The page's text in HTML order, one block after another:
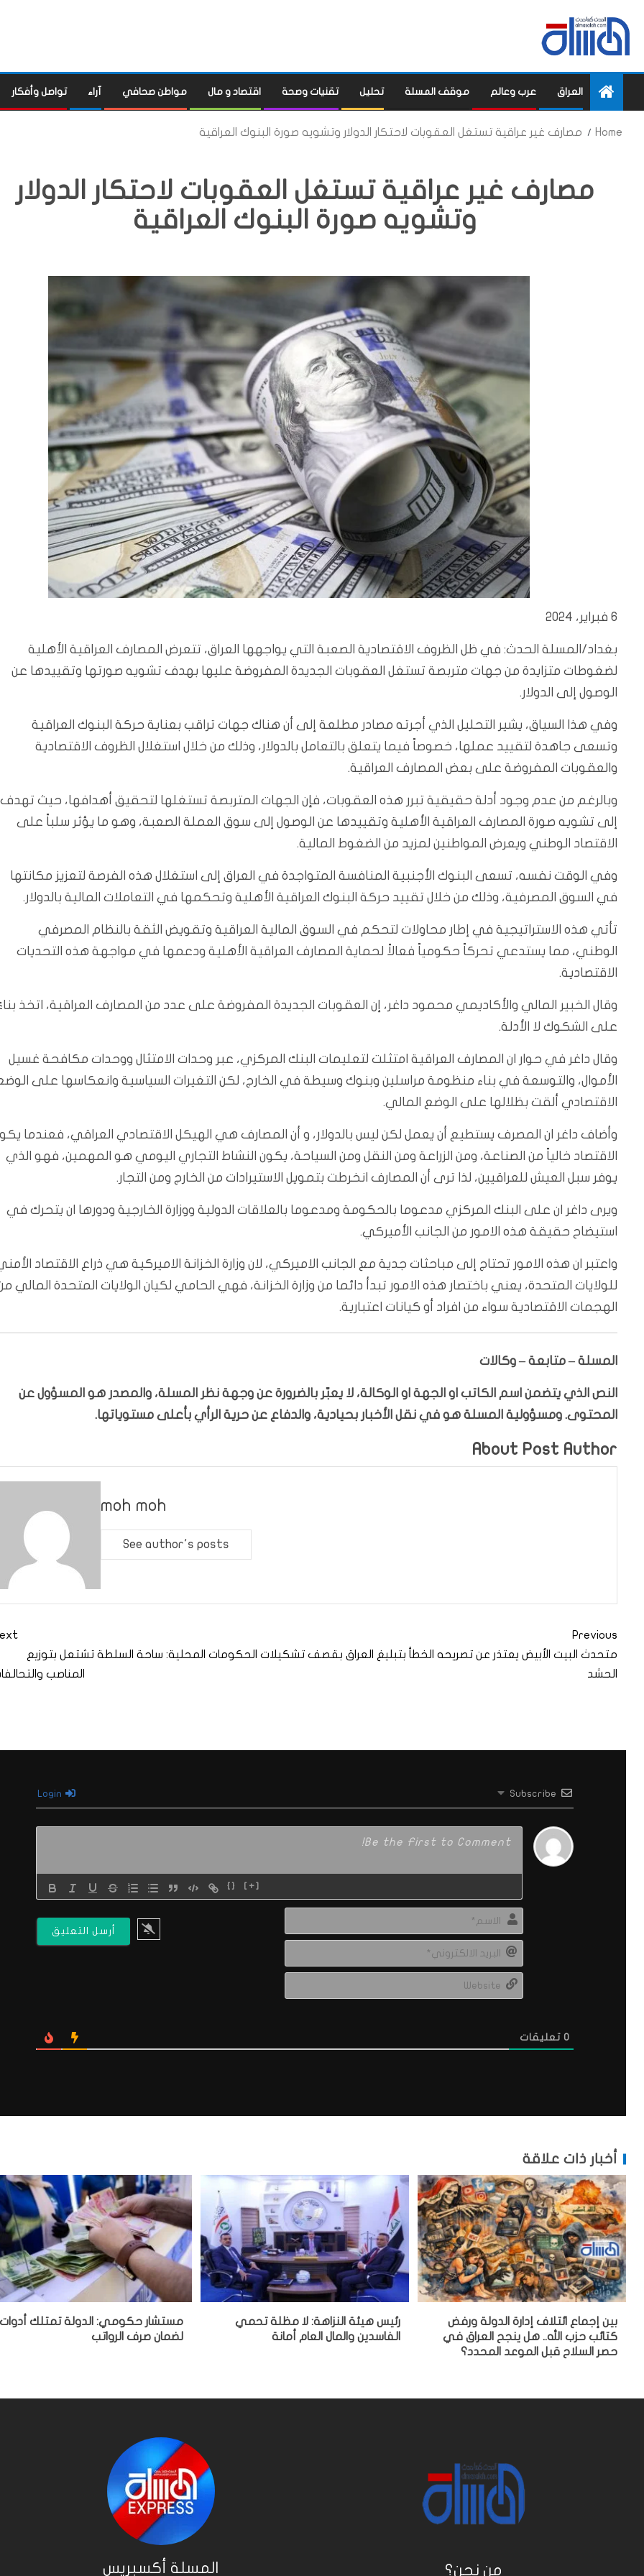
العراق عرب وعالم موقف المسلة تحليل تقنيات وصحة اقتصاد و مال مواطن صحافي آراء تواصل وأفكار
Home مصارف غير عراقية تستغل العقوبات لاحتكار الدولار وتشويه صورة البنوك العراقية
مصارف غير عراقية تستغل العقوبات لاحتكار الدولار
وتشويه صورة البنوك العراقية
6 فبراير، 2024
بغداد/المسلة الحدث: في ظل الظروف الاقتصادية الصعبة التي يواجهها العراق، تتعرض المصارف العراقية الأهلية
لضغوطات متزايدة من جهات متربصة تستغل العقوبات الجديدة المفروضة عليها بهدف تشويه صورتها وتقييدها عن
الوصول إلى الدولار.
وفي هذا السياق، يشير التحليل الذي أجرته مصادر مطلعة إلى أن هناك جهات تراقب بعناية حركة البنوك العراقية
وتسعى جاهدة لتقييد عملها، خصوصاً فيما يتعلق بالتعامل بالدولار، وذلك من خلال استغلال الظروف الاقتصادية
والعقوبات المفروضة على بعض المصارف العراقية.
وبالرغم من عدم وجود أدلة حقيقية تبرر هذه العقوبات، فإن الجهات المتربصة تستغلها لتحقيق أهدافها، حيث تهدف
إلى تشويه صورة المصارف العراقية الأهلية وتقييدها عن الوصول إلى سوق العملة الصعبة، وهو ما يؤثر سلباً على
الاقتصاد الوطني ويعرض المواطنين لمزيد من الضغوط المالية.
وفي الوقت نفسه، تسعى البنوك الأجنبية المنافسة المتواجدة في العراق إلى استغلال هذه الفرصة لتعزيز مكانتها
في السوق المصرفية، وذلك من خلال تقييد حركة البنوك العراقية الأهلية وتحكمها في التعاملات المالية بالدولار.
تأتي هذه الاستراتيجية في إطار محاولات لتحكم في السوق المالية العراقية وتقويض الثقة بالنظام المصرفي
الوطني، مما يستدعي تحركاً حكومياً فعالاً لحماية المصارف العراقية الأهلية ودعمها في مواجهة هذه التحديات
الاقتصادية.
وقال الخبير المالي والأكاديمي محمود داغر، إن العقوبات الجديدة المفروضة على عدد من المصارف العراقية، اتخذ
على الشكوك لا الأدلة.
وقال داغر في حوار ان المصارف العراقية امتثلت لتعليمات البنك المركزي، عبر وحدات الامتثال ووحدات مكافحة غسيل
الأموال، والتوسعة في بناء منظومة مراسلين وبنوك وسيطة في الخارج، لكن التغيرات السياسية وانعكاسها على
الاقتصادي ألقت بظلالها على الوضع المالي.
وأضاف داغر ان المصرف يستطيع أن يعمل لكن ليس بالدولار، و أن المصارف هي الهيكل الاقتصادي العراقي، فعندما
الاقتصاد خالياً من الصناعة، ومن الزراعة ومن النقل ومن السياحة، يكون النشاط التجاري اليومي هو المهمين، فهو الذي
يوفر سبل العيش للعراقيين، لذا ترى أن المصارف انخرطت بتمويل الاستيرادات من الخارج ومن التجار.
ويرى داغر ان على البنك المركزي مدعوما بالحكومة ومدعوما بالعلاقات الدولية ووزارة الخارجية ودورها ان يتحرك في
استيضاح حقيقة هذه الامور من الجانب الأميركي.
واعتبر ان هذه الامور تحتاج إلى مباحثات جدية مع الجانب الاميركي، لان وزارة الخزانة الاميركية هي ذراع الاقتصاد
للولايات المتحدة، يعني باختصار هذه الامور تبدأ دائما من وزارة الخزانة، فهي الحامي لكيان الولايات المتحدة المالي
الهجمات الاقتصادية سواء من افراد أو كيانات اعتبارية.
المسلة – متابعة – وكالات
النص الذي يتضمن اسم الكاتب او الجهة او الوكالة، لا يعبّر بالضرورة عن وجهة نظر المسلة، والمصدر هو المسؤول عن
المحتوى. ومسؤولية المسلة هو في نقل الأخبار بحيادية، والدفاع عن حرية الرأي بأعلى مستوياتها.
About Post Author
moh moh
See author's posts
Previous
متحدث البيت الأبيض يعتذر عن تصريحه الخطأ بتبليغ العراق بقصف
الحشد
تشكيلات الحكومات المحلية: ساحة السلطة تشتعل بتوزيع
المناصب
Subscribe
{} [+]
الاسم*
البريد
Website
0 تعليقات
أخبار ذات علاقة
بين إجماع ائتلاف إدارة الدولة ورفض
كتائب حزب الله.. هل ينجح العراق في
حصر السلاح قبل الموعد المحدد؟
رئيس هيئة النزاهة: لا مظلة تحمي
الفاسدين والمال العام أمانة
مستشار حكومي: الدولة تمتلك أدوات
لضمان صرف الرواتب
المسلة أكسبريس من نحن؟